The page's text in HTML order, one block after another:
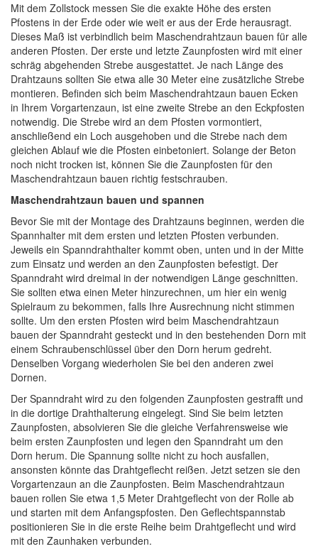
Mit dem Zollstock messen Sie die exakte Höhe des ersten
Pfostens in der Erde oder wie weit er aus der Erde herausragt.
Dieses Maß ist verbindlich beim Maschendrahtzaun bauen für alle
anderen Pfosten. Der erste und letzte Zaunpfosten wird mit einer
schräg abgehenden Strebe ausgestattet. Je nach Länge des
Drahtzauns sollten Sie etwa alle 30 Meter eine zusätzliche Strebe
montieren. Befinden sich beim Maschendrahtzaun bauen Ecken
in Ihrem Vorgartenzaun, ist eine zweite Strebe an den Eckpfosten
notwendig. Die Strebe wird an dem Pfosten vormontiert,
anschließend ein Loch ausgehoben und die Strebe nach dem
gleichen Ablauf wie die Pfosten einbetoniert. Solange der Beton
noch nicht trocken ist, können Sie die Zaunpfosten für den
Maschendrahtzaun bauen richtig festschrauben.
Maschendrahtzaun bauen und spannen
Bevor Sie mit der Montage des Drahtzauns beginnen, werden die
Spannhalter mit dem ersten und letzten Pfosten verbunden.
Jeweils ein Spanndrahthalter kommt oben, unten und in der Mitte
zum Einsatz und werden an den Zaunpfosten befestigt. Der
Spanndraht wird dreimal in der notwendigen Länge geschnitten.
Sie sollten etwa einen Meter hinzurechnen, um hier ein wenig
Spielraum zu bekommen, falls Ihre Ausrechnung nicht stimmen
sollte. Um den ersten Pfosten wird beim Maschendrahtzaun
bauen der Spanndraht gesteckt und in den bestehenden Dorn mit
einem Schraubenschlüssel über den Dorn herum gedreht.
Denselben Vorgang wiederholen Sie bei den anderen zwei
Dornen.
Der Spanndraht wird zu den folgenden Zaunpfosten gestrafft und
in die dortige Drahthalterung eingelegt. Sind Sie beim letzten
Zaunpfosten, absolvieren Sie die gleiche Verfahrensweise wie
beim ersten Zaunpfosten und legen den Spanndraht um den
Dorn herum. Die Spannung sollte nicht zu hoch ausfallen,
ansonsten könnte das Drahtgeflecht reißen. Jetzt setzen sie den
Vorgartenzaun an die Zaunpfosten. Beim Maschendrahtzaun
bauen rollen Sie etwa 1,5 Meter Drahtgeflecht von der Rolle ab
und starten mit dem Anfangspfosten. Den Geflechtspannstab
positionieren Sie in die erste Reihe beim Drahtgeflecht und wird
mit den Zaunhaken verbunden.